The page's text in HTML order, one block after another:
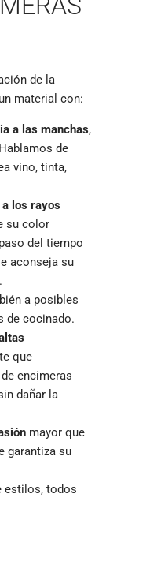
de la
material con:
a las manchas,
de
vino, tinta,
los rayos
su color
del tiempo
aconseja su
a posibles
de cocinado.
que
encimeras
dañar la
mayor que
garantiza su
estilos, todos